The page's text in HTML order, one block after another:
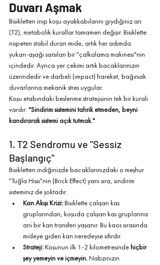
Duvarı Aşmak
Bisikletten inip koşu ayakkabılarını giydiğiniz an
(T2), metabolik kurallar tamamen değişir. Bisiklette
nispeten stabil duran mide, artık her adımda
yukarı-aşağı sarsılan bir "çalkalama makinesi"nin
içindedir. Ayrıca yer çekimi artık bacaklarınızın
üzerindedir ve darbeli (impact) hareket, bağırsak
duvarlarına mekanik stres uygular.
Koşu etabındaki beslenme stratejisinin tek bir kuralı
vardır: "Sindirim sistemini tahrik etmeden, beyni
kandırarak sistemi açık tutmak."
1. T2 Sendromu ve "Sessiz
Başlangıç"
Bisikletten indiğinizde bacaklarınızdaki o meşhur
"Tuğla Hissi"nin (Brick Effect) yanı sıra, sindirim
sisteminiz de şoktadır.
Kan Akışı Krizi: Bisiklette çalışan kas
gruplarından, koşuda çalışan kas gruplarına
ani bir kan transferi yaşanır. Bu kaos sırasında
mideye giden kan neredeyse sıfırdır.
Strateji: Koşunun ilk 1-2 kilometresinde hiçbir
şey yemeyin ve içmeyin. Nabzınızın